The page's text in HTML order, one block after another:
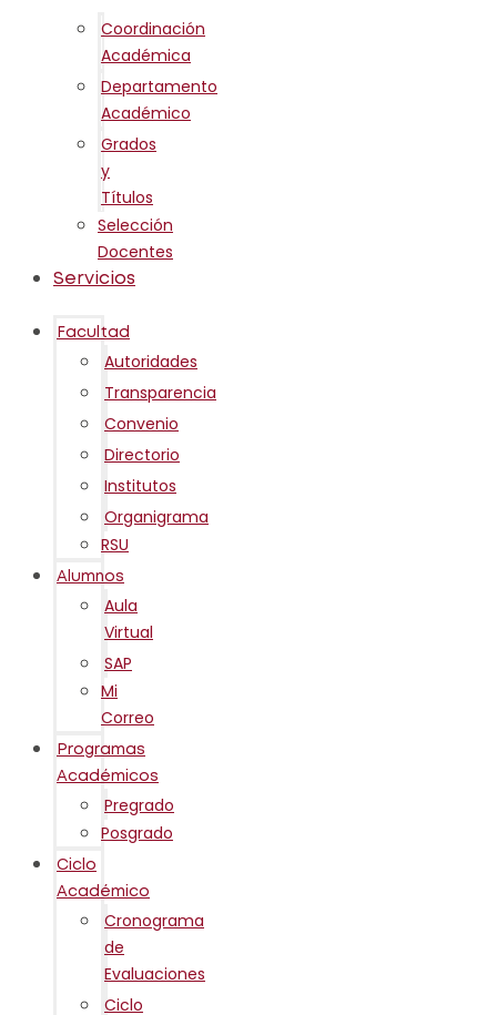
Coordinación
Académica
Departamento
Académico
Grados
y
Títulos
Selección
Docentes
Servicios
Facultad
Autoridades
Transparencia
Convenio
Directorio
Institutos
Organigrama
RSU
Alumnos
Aula
Virtual
SAP
Mi
Correo
Programas
Académicos
Pregrado
Posgrado
Ciclo
Académico
Cronograma
de
Evaluaciones
Ciclo